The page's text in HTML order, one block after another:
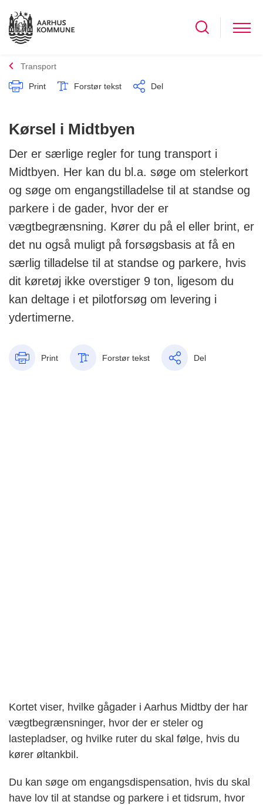
Transport
Print Forstør tekst Del
Kørsel i Midtbyen
Der er særlige regler for tung transport i
Midtbyen. Her kan du bl.a. søge om stelerkort
og søge om engangstilladelse til at standse og
parkere i de gader, hvor der er
vægtbegrænsning. Kører du på el eller brint, er
det nu også muligt på forsøgsbasis at få en
særlig tilladelse til at standse og parkere, hvis
dit køretøj ikke overstiger 9 ton, ligesom du
kan deltage i et pilotforsøg om levering i
ydertimerne.
Print Forstør tekst Del
Kortet viser, hvilke gågader i Aarhus Midtby der har
vægtbegrænsninger, hvor der er steler og
lastepladser, og hvilke ruter du skal følge, hvis du
kører øltankbil.
Du kan søge om engangsdispensation, hvis du skal
have lov til at standse og parkere i et tidsrum, hvor